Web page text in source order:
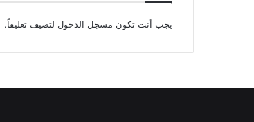
يجب أنت تكون مسجل الدخول لتضيف تعليقاً.